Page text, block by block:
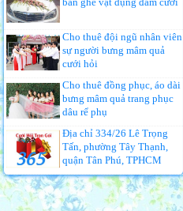
Cho thuê đội ngũ nhân viên
sự người bưng mâm quả
cưới hỏi
Cho thuê đồng phục, áo dài
bưng mâm quả trang phục
dâu rể phụ
Địa chỉ 334/26 Lê Trọng
Tấn, phường Tây Thạnh,
quận Tân Phú, TPHCM